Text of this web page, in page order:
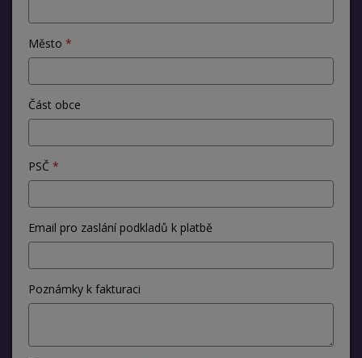
Město
Část obce
PSČ
Email pro zaslání podkladů k platbě
Poznámky k fakturaci